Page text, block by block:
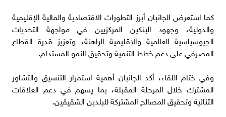
كما استعرض الجانبان أبرز التطورات الاقتصادية والمالية الإقليمية
والدولية، وجهود البنكين المركزيين في مواجهة التحديات
الجيوسياسية العالمية والإقليمية الراهنة، وتعزيز قدرة القطاع
المصرفي على دعم خطط التنمية وتحقيق النمو المستدام.
وفي ختام اللقاء، أكد الجانبان أهمية استمرار التنسيق والتشاور
المشترك خلال المرحلة المقبلة، بما يسهم في دعم العلاقات
الثنائية وتحقيق المصالح المشتركة للبلدين الشقيقين.